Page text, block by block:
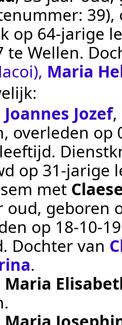
39),
op 64-jarige
teWellen.
, Maria
Joannes Jozef,
, overleden op
op 31-jarige
met
oud, geboren
op
Dochter van
.
Maria
.